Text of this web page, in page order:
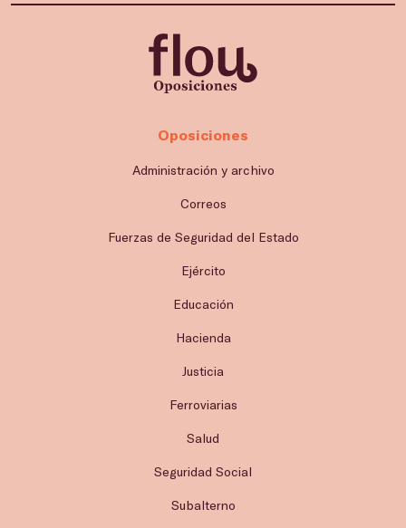
Oposiciones
Administración y archivo
Correos
Fuerzas de Seguridad del Estado
Ejército
Educación
Hacienda
Justicia
Ferroviarias
Salud
Seguridad Social
Subalterno